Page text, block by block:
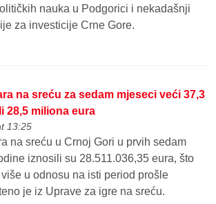
nauka u Podgorici i nekadašnji
za investicije Crne Gore.
na sreću za sedam mjeseci veći 37,3
28,5 miliona eura
13:25
na sreću u Crnoj Gori u prvih sedam
iznosili su 28.511.036,35 eura, što
u odnosu na isti period prošle
je iz Uprave za igre na sreću.